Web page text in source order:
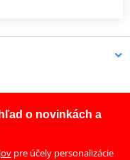
o novinkách a
pre účely personalizácie